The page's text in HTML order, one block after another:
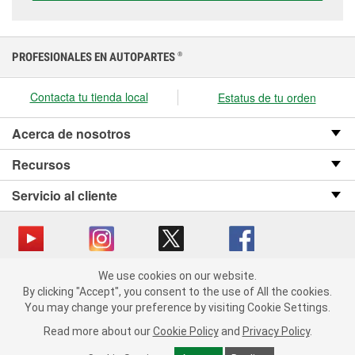
We use cookies on our website. By clicking "Accept", you consent
to the use of All the cookies.
You may change your preference by visiting Cookie Settings.
Read more about our Cookie Policy and Privacy Policy.
PROFESIONALES EN AUTOPARTES ®
Contacta tu tienda local Estatus de tu orden
Acerca de nosotros
Recursos
Servicio al cliente
Copyright © 2008-2026 O’Reilly Auto Parts v OST_3.2.0.0.729 (3) cv1361
catalog_main
Política de privacidad
Ley de transparencia en las cadenas de suministro
de California
We use cookies on our website.
By clicking "Accept", you consent to the use of All the cookies.
You may change your preference by visiting Cookie Settings.
Read more about our Cookie Policy and Privacy Policy.